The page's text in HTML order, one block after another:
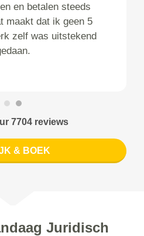
en betalen steeds
maakt dat ik geen 5
zelf was uitstekend
7704 reviews
& BOEK
Juridisch